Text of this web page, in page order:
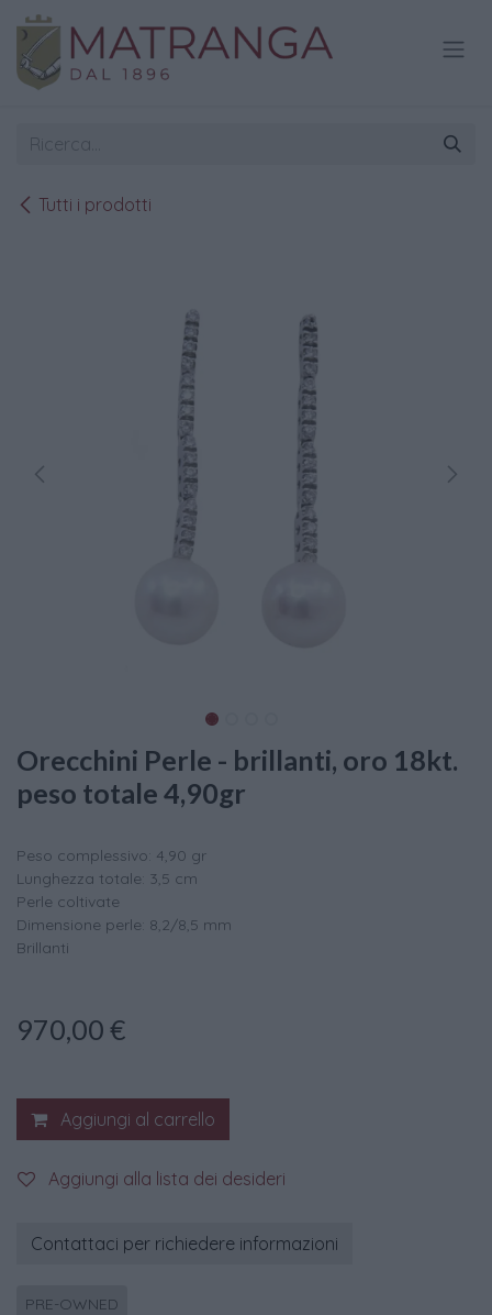
Passa al contenuto
Tutti i prodotti
Orecchini Perle - brillanti, oro 18kt.
peso totale 4,90gr
Peso complessivo: 4,90 gr
Lunghezza totale: 3,5 cm
Perle coltivate
Dimensione perle: 8,2/8,5 mm
Brillanti
970,00 €
Aggiungi al carrello
Aggiungi alla lista dei desideri
Contattaci per richiedere informazioni
PRE-OWNED